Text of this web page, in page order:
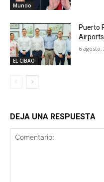
Mundo
EL CIBAO
Puerto
6 agosto,
DEJA UNA RESPUESTA